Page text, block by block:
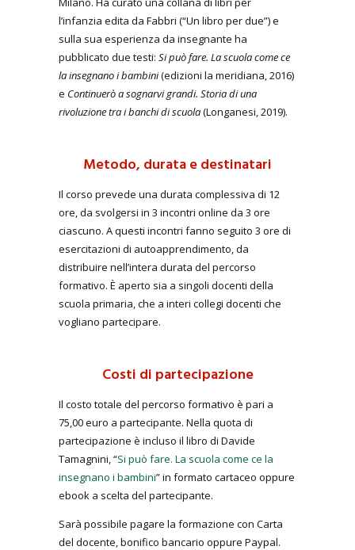
l’infanzia edita da Fabbri (“Un libro per due”) e
sulla sua esperienza da insegnante ha
pubblicato due testi: Si può fare. La scuola come ce
la insegnano i bambini(edizioni la meridiana, 2016)
e Continuerò a sognarvi grandi. Storia di una
rivoluzione tra i banchi di scuola(Longanesi, 2019).
Metodo, durata e destinatari
Il corso prevede una durata complessiva di 12
ore, da svolgersi in 3 incontri online da 3 ore
ciascuno. A questi incontri fanno seguito 3 ore di
esercitazioni di autoapprendimento, da
distribuire nell’intera durata del percorso
formativo. È aperto sia a singoli docenti della
scuola primaria, che a interi collegi docenti che
vogliano partecipare.
Costi di partecipazione
Il costo totale del percorso formativo è pari a
75,00 euro a partecipante. Nella quota di
partecipazione è incluso il libro di Davide
Tamagnini, “Si può fare. La scuola come ce la
insegnano i bambini” in formato cartaceo oppure
ebook a scelta del partecipante.
Sarà possibile pagare la formazione con Carta
del docente, bonifico bancario oppure Paypal.